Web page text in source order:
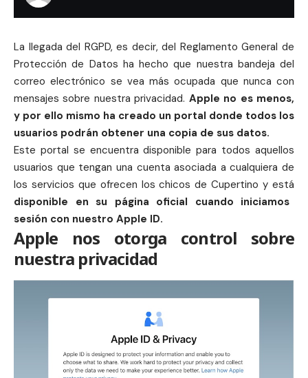
La llegada del RGPD, es decir, del Reglamento General de
Protección de Datos ha hecho que nuestra bandeja del
correo electrónico se vea más ocupada que nunca con
mensajes sobre nuestra privacidad. Apple no es menos,
y por ello mismo ha creado un portal donde todos los
usuarios podrán obtener una copia de sus datos.
Este portal se encuentra disponible para todos aquellos
usuarios que tengan una cuenta asociada a cualquiera de
los servicios que ofrecen los chicos deCupertino y está
disponible en su página oficial cuando iniciamos
sesión con nuestro Apple ID.
Apple nos otorga control sobre
nuestra privacidad